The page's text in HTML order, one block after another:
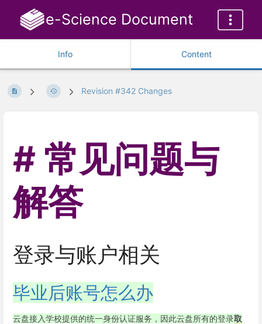
e-Science Document
Info Content
Revision #342 Changes
常见问题与
解答
登录与账户相关
毕业后账号怎么办
云盘接入学校提供的统一身份认证服务，因此云盘所有的登录取